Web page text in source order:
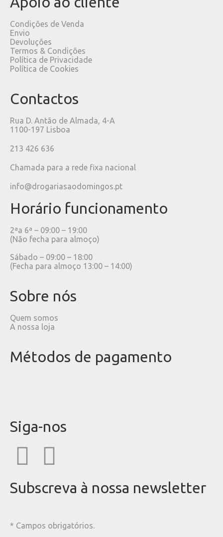
Condições de Venda
Envio
Devoluções
Termos & Condições
Política de Privacidade
Política de Cookies
Contactos
Rua D. Antão de Almada, 4-A
1100-197 Lisboa
213 426 636
Chamada para a rede fixa nacional
info@drogariasaodomingos.pt
Horário funcionamento
2ªa 6ª – 09:00 – 19:00
(Não fecha para almoço)
Sábado – 09:00 – 18:00
(Fecha para almoço 13:00 – 14:00)
Sobre nós
Quem somos
A nossa loja
Métodos de pagamento
Siga-nos
Subscreva à nossa newsletter
* Campos obrigatórios.